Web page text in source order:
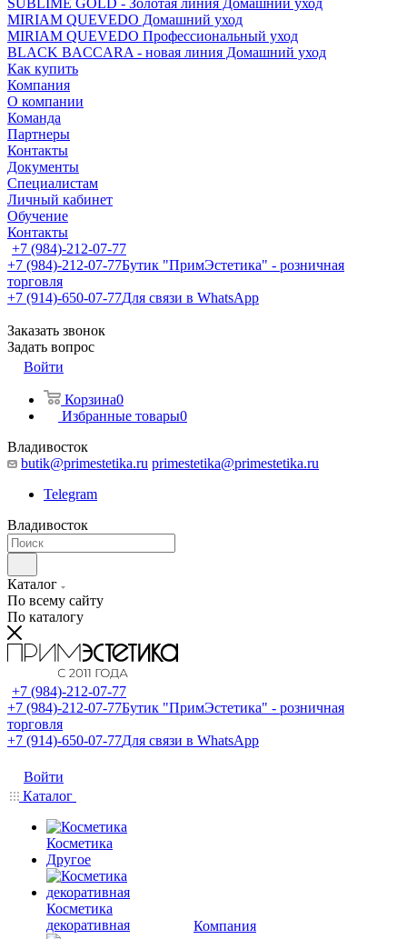
SUBLIME GOLD - Золотая линия Домашний уход
MIRIAM QUEVEDO Домашний уход
MIRIAM QUEVEDO Профессиональный уход
BLACK BACCARA - новая линия Домашний уход
Как купить
Компания
О компании
Команда
Партнеры
Контакты
Документы
Специалистам
Личный кабинет
Обучение
Контакты
+7 (984)-212-07-77
+7 (984)-212-07-77Бутик "ПримЭстетика" - розничная
торговля
+7 (914)-650-07-77Для связи в WhatsApp
Заказать звонок
Задать вопрос
Войти
Корзина0
Избранные товары0
Владивосток
butik@primestetika.ru primestetika@primestetika.ru
Telegram
Владивосток
Каталог
По всему сайту
По каталогу
+7 (984)-212-07-77
+7 (984)-212-07-77Бутик "ПримЭстетика" - розничная
торговля
+7 (914)-650-07-77Для связи в WhatsApp
Войти
Каталог
Косметика
Другое
Косметика
декоративная
Компания